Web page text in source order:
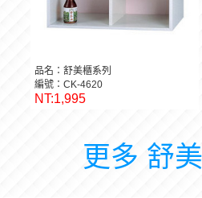
品名：舒美櫃系列
編號：CK-4620
NT:1,995
更多 舒